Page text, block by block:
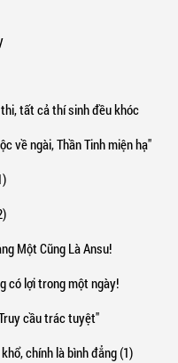
tất cả thí sinh đều khóc
về ngài, Thần Tinh miện hạ"
Một Cũng Là Ansu!
có lợi trong một ngày!
cầu trác tuyệt"
chính là bình đẳng (1)